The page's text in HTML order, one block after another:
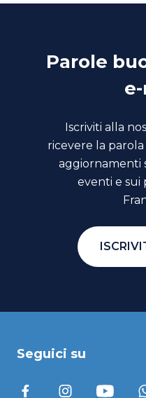
Parole
Iscriviti alla
ricevere la
aggiornamenti
eventi e sui
Seguici su